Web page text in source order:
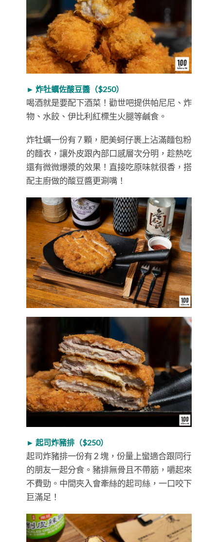
► 炸牡蠣佐酸豆醬（$250）
喝酒就是要配下酒菜！勸世吧提供帕尼尼、炸
物、水餃、伊比利紅標生火腿等鹹食。
炸牡蠣一份有 7 顆，肥美蚵仔裹上沾滿麵包粉
的麵衣，讓外皮跟內部口感層次分明，趁熱吃
還有微微爆漿的效果！直接吃原味就很香，搭
配主廚做的酸豆醬更涮嘴！
► 起司炸豬排（$250）
起司炸豬排一份有 2 塊，份量上蠻適合跟同行
的朋友一起分食。豬排無骨且不帶筋，嚼起來
不費勁。中間夾入會牽絲的起司絲，一口咬下
巨滿足！